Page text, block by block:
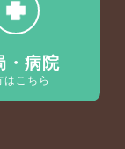
・病院
はこちら